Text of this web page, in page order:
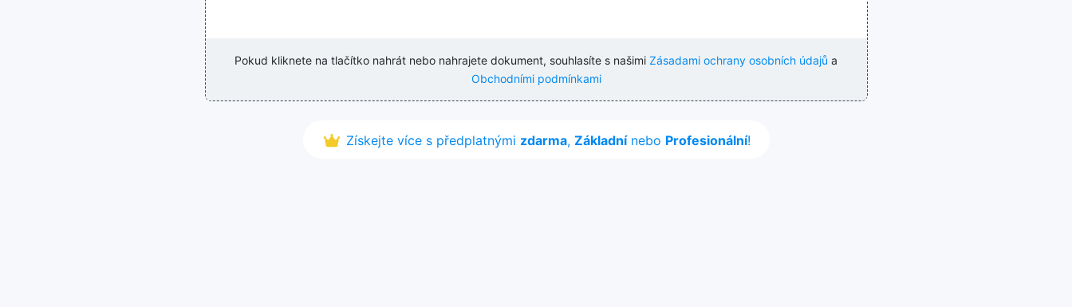
Pokud kliknete na tlačítko nahrát nebo nahrajete dokument, souhlasíte s našimi Zásadami ochrany osobních údajů a
Obchodními podmínkami
Získejte více s předplatnými zdarma, Základnínebo Profesionální!